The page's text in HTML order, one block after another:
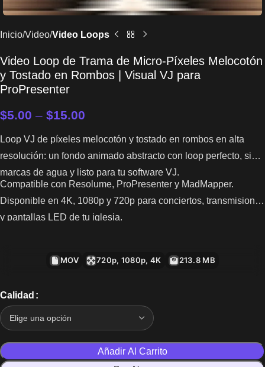
Inicio Video Video Loops
Video Loop de Trama de Micro-Píxeles Melocotón
y Tostado en Rombos | Visual VJ para
ProPresenter
$5.00 – $15.00
Loop VJ de píxeles melocotón y tostado en rombos en alta
resolución: un fondo animado abstracto con loop perfecto, sin
marcas de agua y listo para tu software VJ.
Compatible con Resolume, ProPresenter y MadMapper.
Disponible en 4K, 1080p y 720p para conciertos, transmisiones
y pantallas LED de tu iglesia.
MOV 720p, 1080p, 4K 213.8 MB
Calidad
Añadir Al Carrito